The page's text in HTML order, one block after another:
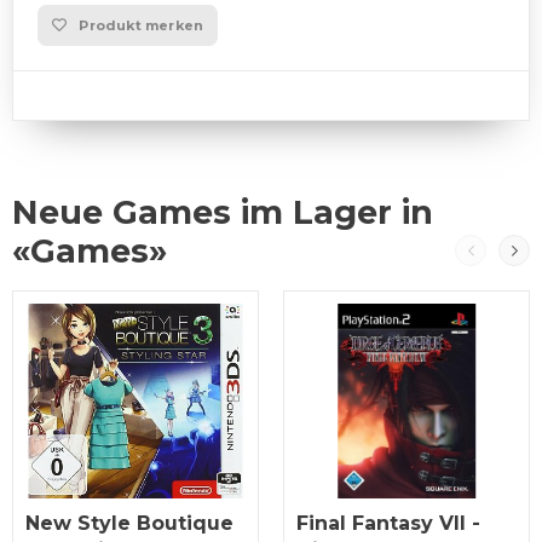
Produkt merken
Neue Games im Lager in
«Games»
New Style Boutique
Final Fantasy VII -